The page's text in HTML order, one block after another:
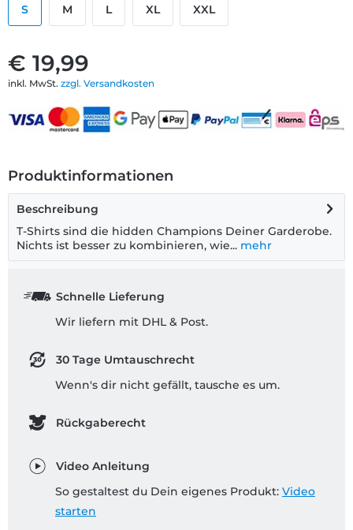
€ 19,99
inkl. MwSt. zzgl. Versandkosten
S M L XL XXL
Produktinformationen
Beschreibung
T-Shirts sind die hidden Champions Deiner Garderobe.
Nichts ist besser zu kombinieren, wie... mehr
Schnelle Lieferung
Wir liefern mit DHL & Post.
30 Tage Umtauschrecht
Wenn's dir nicht gefällt, tausche es um.
Rückgaberecht
Video Anleitung
So gestaltest du Dein eigenes Produkt: Video
starten